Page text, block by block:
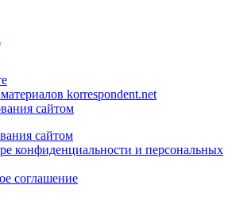
korrespondent.net
сайтом
сайтом
конфиденциальности и персональных
соглашение